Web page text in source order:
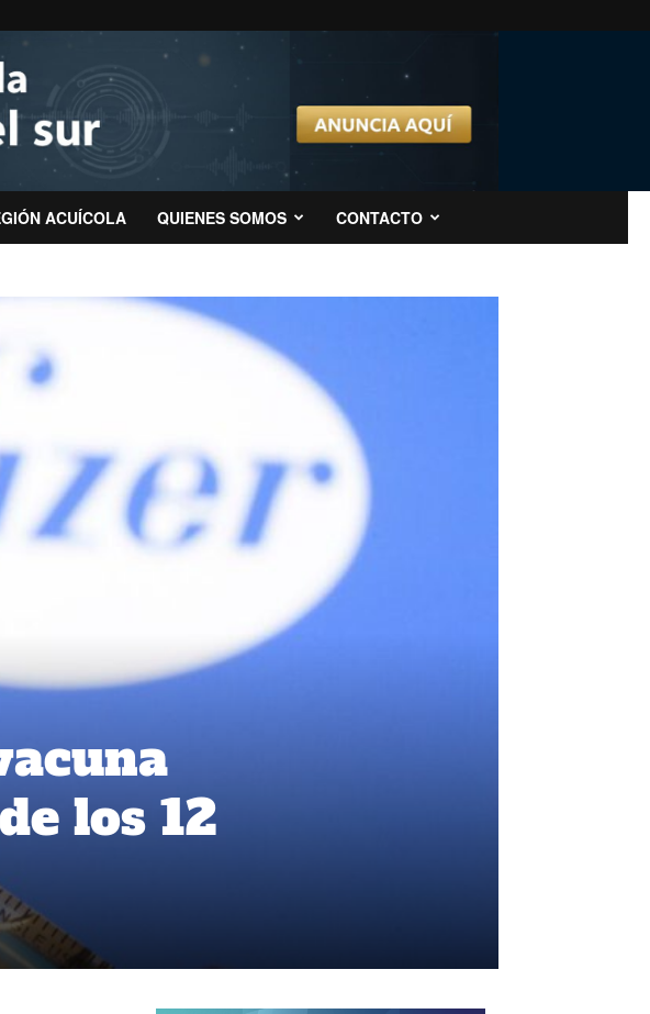
ACUÍCOLA QUIENES SOMOS CONTACTO
los 12